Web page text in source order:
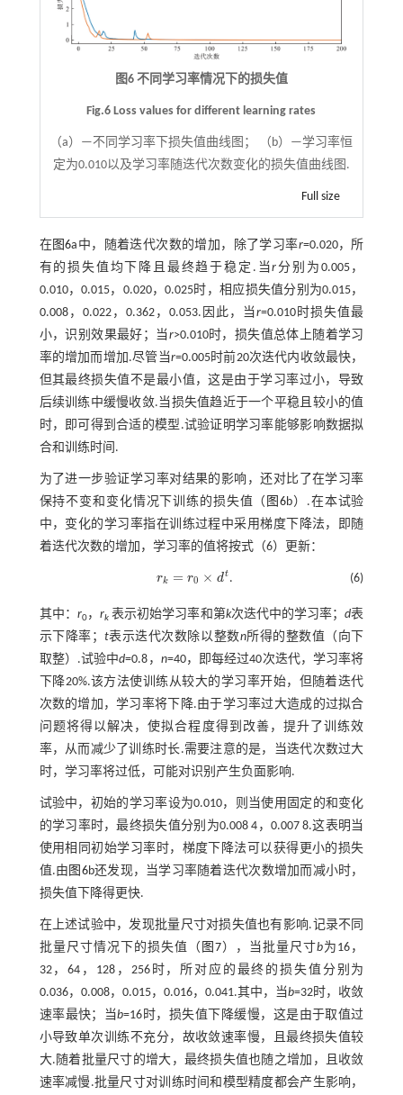
图6 不同学习率情况下的损失值
Fig.6 Loss values for different learning rates
（a）—不同学习率下损失值曲线图； （b）—学习率恒
定为0.010以及学习率随迭代次数变化的损失值曲线图.
Full size
在 图6a中，随着迭代次数的增加，除了学习率r=0.020，所
有的损失值均下降且最终趋于稳定.当r分别为0.005，
0.010，0.015，0.020，0.025时，相应损失值分别为0.015，
0.008，0.022，0.362，0.053.因此，当r=0.010时损失值最
小，识别效果最好；当r>0.010时，损失值总体上随着学习
率的增加而增加.尽管当r=0.005时前20次迭代内收敛最快，
但其最终损失值不是最小值，这是由于学习率过小，导致
后续训练中缓慢收敛.当损失值趋近于一个平稳且较小的值
时，即可得到合适的模型.试验证明学习率能够影响数据拟
合和训练时间.
为了进一步验证学习率对结果的影响，还对比了在学习率
保持不变和变化情况下训练的损失值（ 图6b）.在本试验
中，变化的学习率指在训练过程中采用梯度下降法，即随
着迭代次数的增加，学习率的值将按式（6） 更新：
rk = r0 × dt
rk= r0 ×dt . (6)
其中： r0， rk表示初始学习率和第k次迭代中的学习率；d表
示下降率； t表示迭代次数除以整数n所得的整数值（向下
取整）.试验中d=0.8， n=40，即每经过40次迭代，学习率将
下降20%.该方法使训练从较大的学习率开始，但随着迭代
次数的增加，学习率将下降.由于学习率过大造成的过拟合
问题将得以解决，使拟合程度得到改善，提升了训练效
率，从而减少了训练时长.需要注意的是，当迭代次数过大
时，学习率将过低，可能对识别产生负面影响.
试验中，初始的学习率设为0.010，则当使用固定的和变化
的学习率时，最终损失值分别为0.008 4，0.007 8.这表明当
使用相同初始学习率时，梯度下降法可以获得更小的损失
值.由 图6b还发现，当学习率随着迭代次数增加而减小时，
损失值下降得更快.
在上述试验中，发现批量尺寸对损失值也有影响.记录不同
批量尺寸情况下的损失值（ 图7 ），当批量尺寸b为16，
32，64，128，256时，所对应的最终的损失值分别为
0.036，0.008，0.015，0.016，0.041.其中，当b=32时，收敛
速率最快；当b=16时，损失值下降缓慢，这是由于取值过
小导致单次训练不充分，故收敛速率慢，且最终损失值较
大.随着批量尺寸的增大，最终损失值也随之增加，且收敛
速率减慢.批量尺寸对训练时间和模型精度都会产生影响，